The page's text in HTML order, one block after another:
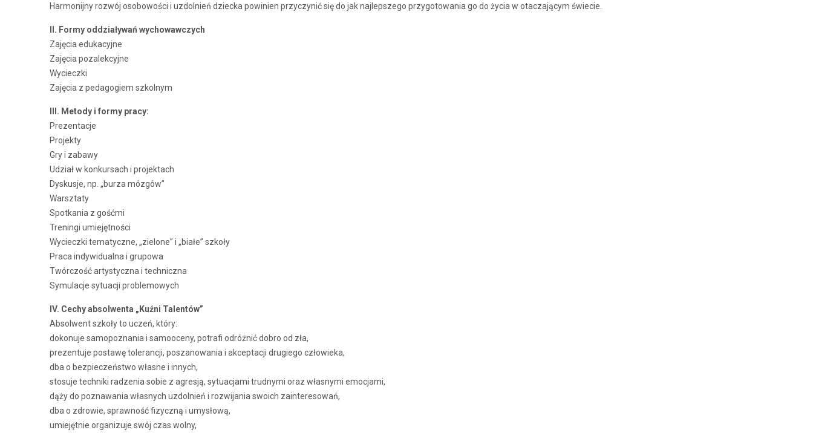
Harmonijny rozwój osobowości i uzdolnień dziecka powinien przyczynić się do jak najlepszego przygotowania go do życia w otaczającym świecie.
II. Formy oddziaływań wychowawczych
Zajęcia edukacyjne
Zajęcia pozalekcyjne
Wycieczki
Zajęcia z pedagogiem szkolnym
III. Metody i formy pracy:
Prezentacje
Projekty
Gry i zabawy
Udział w konkursach i projektach
Dyskusje, np. „burza mózgów”
Warsztaty
Spotkania z gośćmi
Treningi umiejętności
Wycieczki tematyczne, „zielone” i „białe” szkoły
Praca indywidualna i grupowa
Twórczość artystyczna i techniczna
Symulacje sytuacji problemowych
IV. Cechy absolwenta „Kuźni Talentów”
Absolwent szkoły to uczeń, który:
dokonuje samopoznania i samooceny, potrafi odróżnić dobro od zła,
prezentuje postawę tolerancji, poszanowania i akceptacji drugiego człowieka,
dba o bezpieczeństwo własne i innych,
stosuje techniki radzenia sobie z agresją, sytuacjami trudnymi oraz własnymi emocjami,
dąży do poznawania własnych uzdolnień i rozwijania swoich zainteresowań,
dba o zdrowie, sprawność fizyczną i umysłową,
umiejętnie organizuje swój czas wolny,